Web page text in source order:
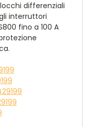
differenziali
interruttori
fino a 100 A